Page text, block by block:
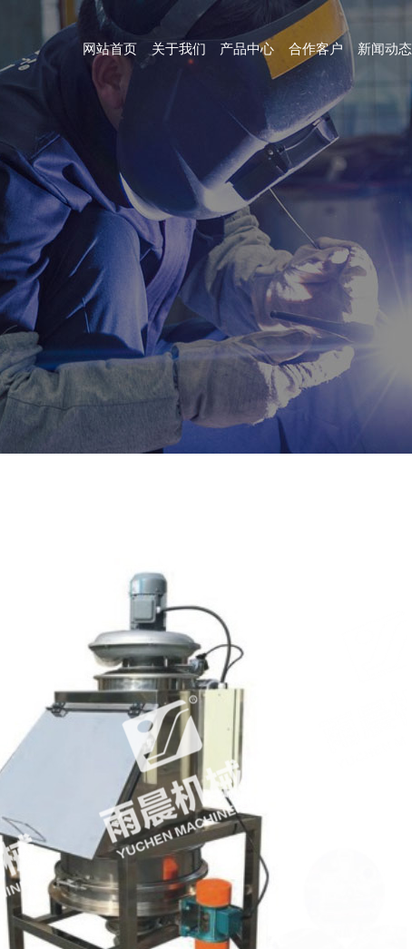
网站首页 关于我们 产品中心 合作客户 新闻动态